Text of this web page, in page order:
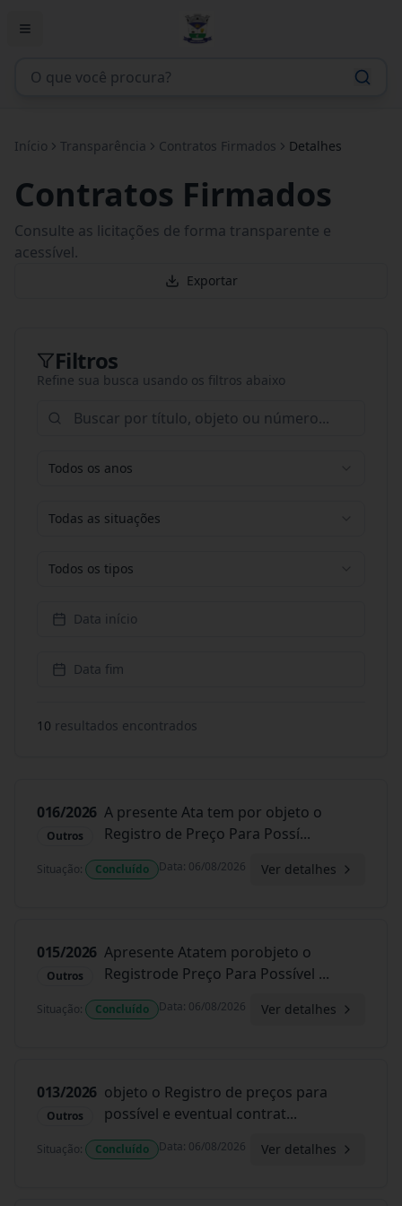
Início Transparência Contratos Firmados Detalhes
Contratos Firmados
Consulte as licitações de forma transparente e
acessível.
Exportar
Filtros
Refine sua busca usando os filtros abaixo
Todos os anos
Todas as situações
Todos os tipos
Data início
Data fim
10 resultados encontrados
016/2026
Outros
A presente Ata tem por objeto o
Registro de Preço Para Possí...
Situação: Concluído Data: 06/08/2026 Ver detalhes
015/2026
Outros
Apresente Atatem porobjeto o
Registrode Preço Para Possível ...
Situação: Concluído Data: 06/08/2026 Ver detalhes
013/2026
Outros
objeto o Registro de preços para
possível e eventual contrat...
Situação: Concluído Data: 06/08/2026 Ver detalhes